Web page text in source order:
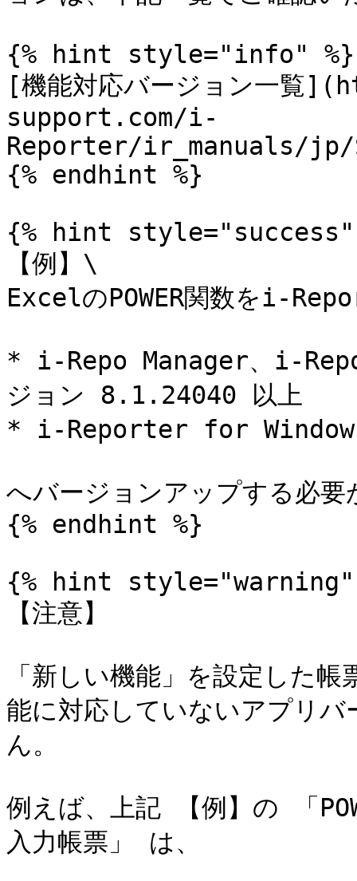
{% hint style="info" %}
[機能対応バージョン一
support.com/i-
Reporter/ir_manuals/
{% endhint %}
{% hint style="success"
【例】\
ExcelのPOWER関数をi-
* i-Repo Manager、i-
ジョン 8.1.24040 以上
* i-Reporter for
へバージョンアップする必要
{% endhint %}
{% hint style="warning"
【注意】
「新しい機能」を設定した
能に対応していないアプリ
ん。
例えば、上記 【例】の 「
入力帳票」 は、